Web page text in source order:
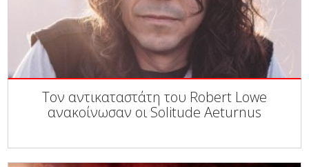
Τον αντικαταστάτη του Robert Lowe
ανακοίνωσαν οι Solitude Aeturnus